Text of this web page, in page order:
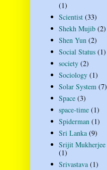
(1)
Scientist (33)
Shekh Mujib (2)
Shen Yun (2)
Social Status (1)
society (2)
Sociology (1)
Solar System (7)
Space (3)
space-time (1)
Spiderman (1)
Sri Lanka (9)
Srijit Mukherjee
(1)
Srivastava (1)